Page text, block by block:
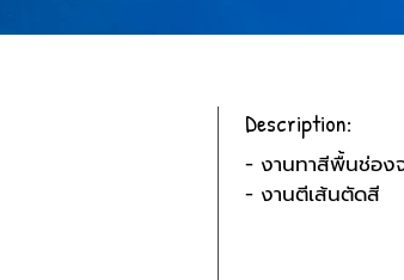
Description:
- งานทาสีพื้นช่อง
- งานตีเส้นตัดสี